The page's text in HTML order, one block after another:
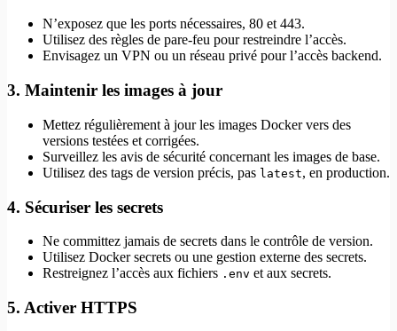
N’exposez que les ports nécessaires, 80 et 443.
Utilisez des règles de pare-feu pour restreindre l’accès.
Envisagez un VPN ou un réseau privé pour l’accès backend.
3. Maintenir les images à jour
Mettez régulièrement à jour les images Docker vers des
versions testées et corrigées.
Surveillez les avis de sécurité concernant les images de base.
Utilisez des tags de version précis, pas latest, en production.
4. Sécuriser les secrets
Ne committez jamais de secrets dans le contrôle de version.
Utilisez Docker secrets ou une gestion externe des secrets.
Restreignez l’accès aux fichiers .env et aux secrets.
5. Activer HTTPS